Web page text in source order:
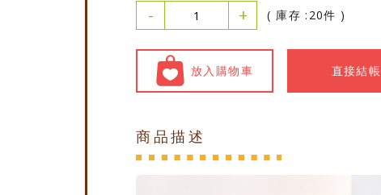
- + ( 庫存 :20件 )
放入購物車 直接結帳
商品描述